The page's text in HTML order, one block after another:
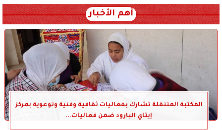
أهم الأخبار
المكتبة المتنقلة تشارك بفعاليات ثقافية وفنية وتوعوية بمركز
إيتاي البارود ضمن فعاليات...